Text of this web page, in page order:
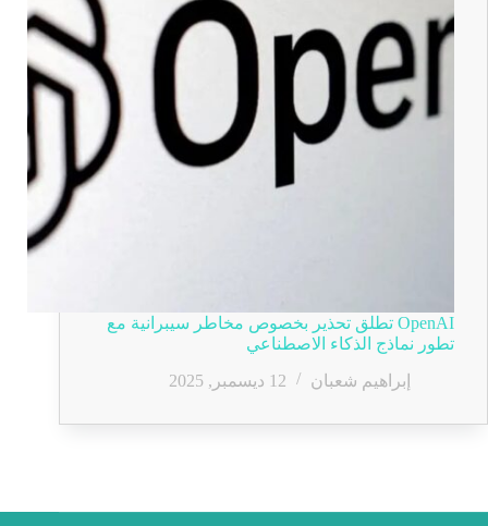
OpenAI تطلق تحذير بخصوص مخاطر سيبرانية مع
تطور نماذج الذكاء الاصطناعي
إبراهيم شعبان
12 ديسمبر, 2025